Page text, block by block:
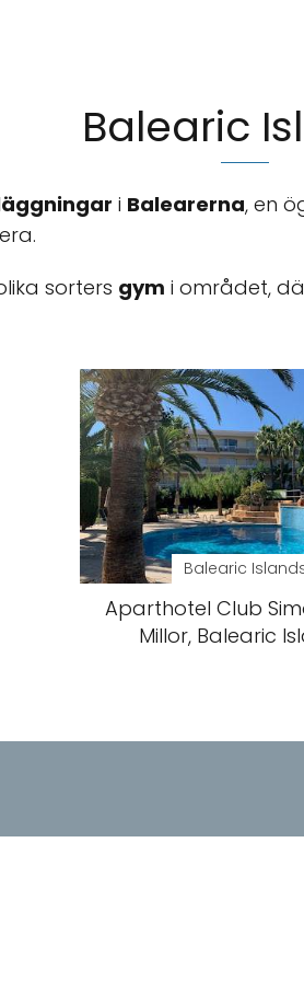
Balearic
i Balearerna, en
sorters gym i området,
Balearic
Aparthotel Club
Millor, Balearic